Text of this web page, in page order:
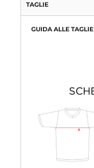
TAGLIE
GUIDA ALLE TAGLIE